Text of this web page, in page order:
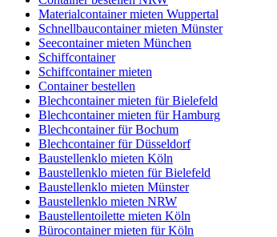
Materialcontainer mieten Wuppertal
Schnellbaucontainer mieten Münster
Seecontainer mieten München
Schiffcontainer
Schiffcontainer mieten
Container bestellen
Blechcontainer mieten für Bielefeld
Blechcontainer mieten für Hamburg
Blechcontainer für Bochum
Blechcontainer für Düsseldorf
Baustellenklo mieten Köln
Baustellenklo mieten für Bielefeld
Baustellenklo mieten Münster
Baustellenklo mieten NRW
Baustellentoilette mieten Köln
Bürocontainer mieten für Köln